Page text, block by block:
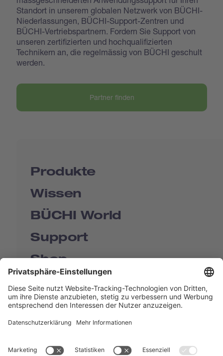
Standort in unserem globalen Netzwerk von BÜCHI-
Niederlassungen, BÜCHI-Support-Zentren und
BÜCHI-Vertriebspartnern. Fordern Sie Support von
unseren zertifizierten und hochqualifizierten
Technikern an, die regelmässig von BÜCHI geschult
werden.
Partner finden
Produkte
Wissen
BÜCHI World
Support
Shop
Contact us
BUCHI Worldwide